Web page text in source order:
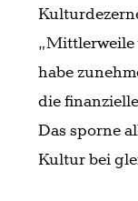
„Mittlerweile
habe
die
Das sporne
Kultur bei